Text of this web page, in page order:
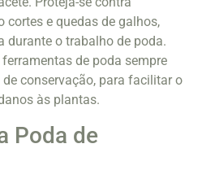
cortes e quedas de galhos,
durante o trabalho de poda.
de poda sempre
conservação, para facilitar o
às plantas.
Poda de